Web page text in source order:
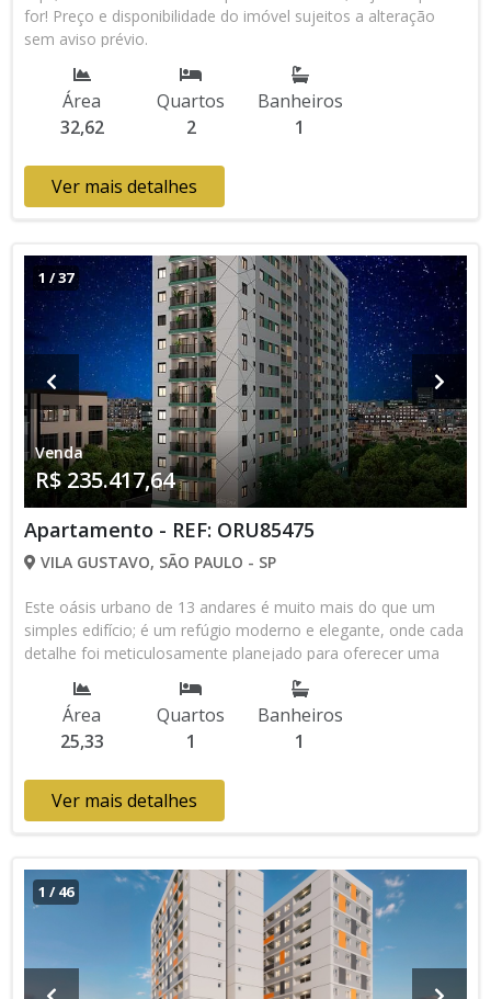
for! Preço e disponibilidade do imóvel sujeitos a alteração
sem aviso prévio.
Área
32,62
Quartos
2
Banheiros
1
Ver mais detalhes
1 /37
Venda
R$ 235.417,64
Apartamento - REF: ORU85475
VILA GUSTAVO, SÃO PAULO - SP
Este oásis urbano de 13 andares é muito mais do que um
simples edifício; é um refúgio moderno e elegante, onde cada
detalhe foi meticulosamente planejado para oferecer uma
experiência de vida única. Preço e disponibilidade do imóvel
sujeitos a alteração sem aviso prévio.
Área
25,33
Quartos
1
Banheiros
1
Ver mais detalhes
1 /46